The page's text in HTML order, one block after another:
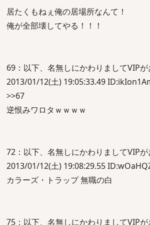
居たくもねぇ俺の居場所なんて！
俺が全部壊してやる！！！
69：以下、名無しにかわりましてVIPが
2013/01/12(土) 19:05:33.49
>>67
逆恨みワロタｗｗｗｗ
72：以下、名無しにかわりましてVIPが
2013/01/12(土) 19:08:29.55
カラーズ・トラップ 無職の白
75：以下、名無しにかわりましてVIPが